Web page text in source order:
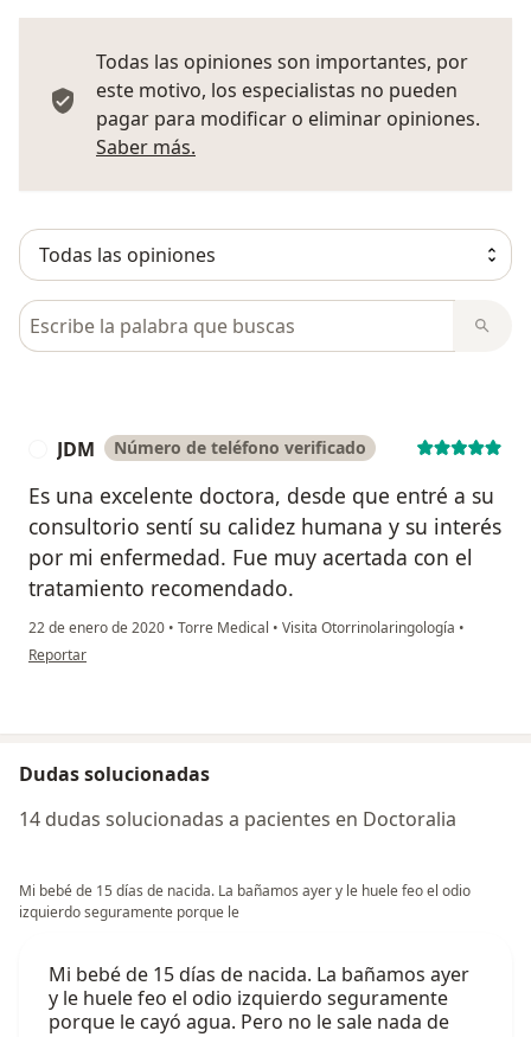
Todas las opiniones son importantes, por
este motivo, los especialistas no pueden
pagar para modificar o eliminar opiniones.
Saber más.
Busca en opiniones
JDM Número de teléfono verificado
Es una excelente doctora, desde que entré a su
consultorio sentí su calidez humana y su interés
por mi enfermedad. Fue muy acertada con el
tratamiento recomendado.
22 de enero de 2020 • Torre Medical • Visita Otorrinolaringología •
en opinión del usuario JDM
Reportar
Dudas solucionadas
14 dudas solucionadas a pacientes en Doctoralia
Mi bebé de 15 días de nacida. La bañamos ayer y le huele feo el odio
izquierdo seguramente porque le
Mi bebé de 15 días de nacida. La bañamos ayer
y le huele feo el odio izquierdo seguramente
porque le cayó agua. Pero no le sale nada de